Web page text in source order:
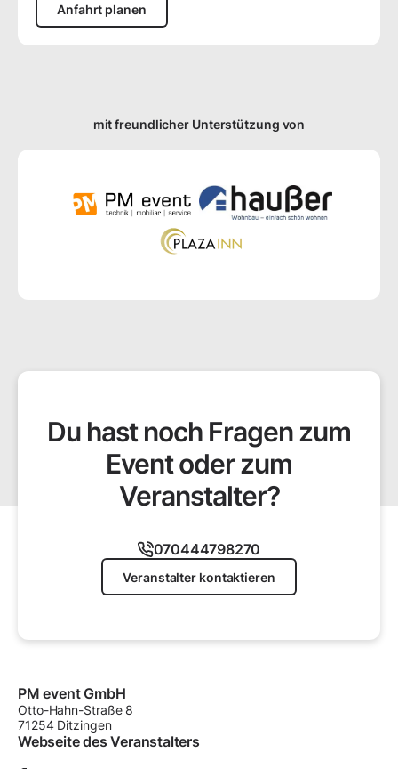
Anfahrt planen
mit freundlicher Unterstützung von
Du hast noch Fragen zum
Event oder zum
Veranstalter?
070444798270
Veranstalter kontaktieren
PM event GmbH
Otto-Hahn-Straße 8
71254 Ditzingen
Webseite des Veranstalters